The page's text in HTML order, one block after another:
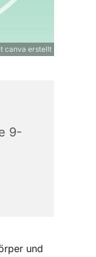
canva erstellt
9-
und